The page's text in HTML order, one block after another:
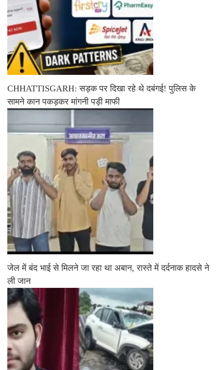
CHHATTISGARH: सड़क पर दिखा रहे थे दबंगई! पुलिस के
सामने कान पकड़कर मांगनी पड़ी माफी
जेल में बंद भाई से मिलने जा रहा था अबान, रास्ते में दर्दनाक हादसे ने
ली जान